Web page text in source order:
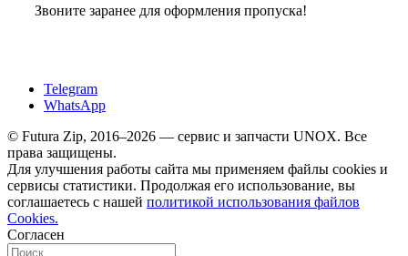
Звоните заранее для оформления пропуска!
Telegram
WhatsApp
© Futura Zip, 2016–2026 — сервис и запчасти UNOX. Все
права защищены.
Для улучшения работы сайта мы применяем файлы cookies и
сервисы статистики. Продолжая его использование, вы
соглашаетесь с нашей политикой использования файлов
Cookies.
Согласен